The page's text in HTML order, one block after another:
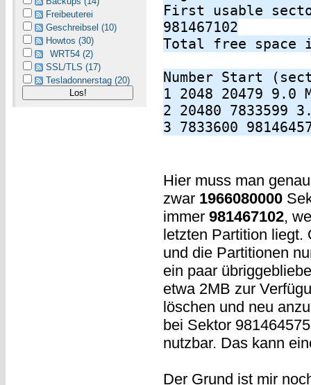
Freibeuterei
Geschreibsel (10)
Howtos (30)
WRT54 (2)
SSL/TLS (17)
Tesladonnerstag (20)
First usable
981467102
Total free space
Number Start
1 2048 20479 9.0
2 20480 7833599
3 7833600
Hier muss man
zwar 1966080000
immer 981467102,
letzten Partition
und die Partitionen
ein paar
etwa 2MB zur
löschen und neu
bei Sektor
nutzbar. Das kann
Der Grund ist mir